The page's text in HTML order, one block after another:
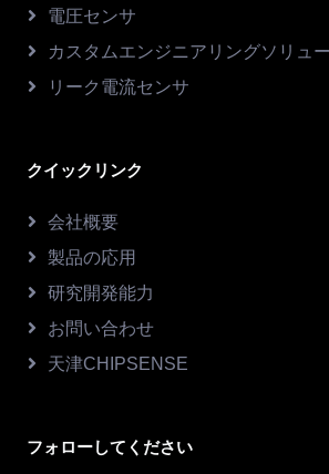
電圧センサ
カスタムエンジニアリングソリュ
リーク電流センサ
クイックリンク
会社概要
製品の応用
研究開発能力
お問い合わせ
天津CHIPSENSE
フォローしてください